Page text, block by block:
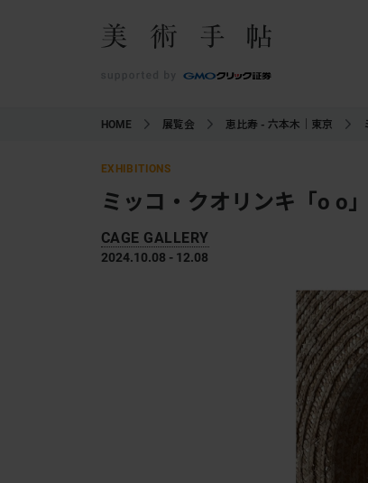
HOME 展覧会 恵比寿 - 六本木｜東京
EXHIBITIONS
ミッコ・クオリンキ「o o」
CAGE GALLERY
2024.10.08 - 12.08